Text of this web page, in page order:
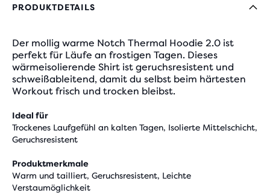
PRODUKTDETAILS
Der mollig warme Notch Thermal Hoodie 2.0 ist
perfekt für Läufe an frostigen Tagen. Dieses
wärmeisolierende Shirt ist geruchsresistent und
schweißableitend, damit du selbst beim härtesten
Workout frisch und trocken bleibst.
Ideal für
Trockenes Laufgefühl an kalten Tagen, Isolierte Mittelschicht,
Geruchsresistent
Produktmerkmale
Warm und tailliert, Geruchsresistent, Leichte
Verstaumöglichkeit